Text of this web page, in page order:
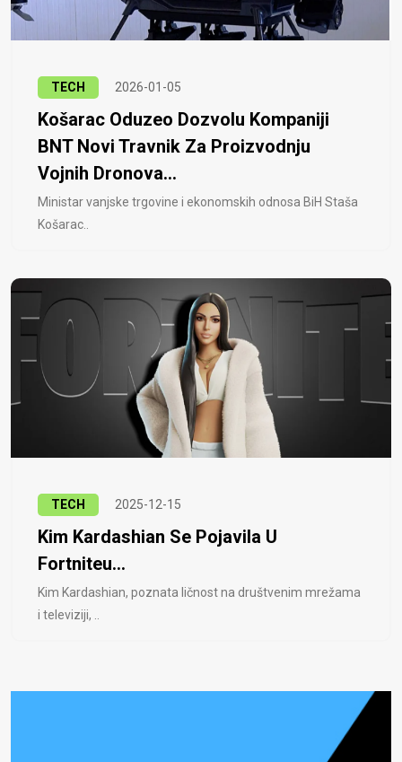
TECH 2026-01-05
Košarac Oduzeo Dozvolu Kompaniji
BNT Novi Travnik Za Proizvodnju
Vojnih Dronova...
Ministar vanjske trgovine i ekonomskih odnosa BiH Staša
Košarac..
TECH 2025-12-15
Kim Kardashian Se Pojavila U
Fortniteu...
Kim Kardashian, poznata ličnost na društvenim mrežama
i televiziji, ..